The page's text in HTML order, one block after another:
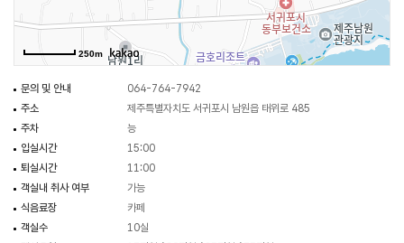
250m
문의 및 안내
064-764-7942
주소
제주특별자치도 서귀포시 남원읍 태위로 485
주차
능
입실시간
15:00
퇴실시간
11:00
객실내 취사 여부
가능
식음료장
카페
객실수
10실